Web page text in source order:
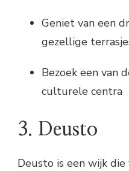
Geniet van een
gezellige
Bezoek een van
culturele centra
3. Deusto
Deusto is een wijk